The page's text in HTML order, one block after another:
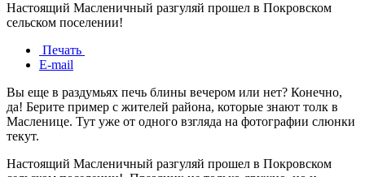
Настоящий Масленичный разгуляй прошел в Покровском
сельском поселении!
Печать
E-mail
Вы еще в раздумьях печь блины вечером или нет? Конечно,
да! Берите пример с жителей района, которые знают толк в
Масленице. Тут уже от одного взгляда на фотографии слюнки
текут.
Настоящий Масленичный разгуляй прошел в Покровском